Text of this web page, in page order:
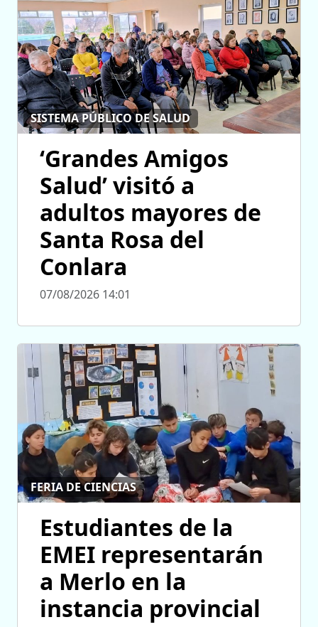
SISTEMA PÚBLICO DE SALUD
‘Grandes Amigos
Salud’ visitó a
adultos mayores de
Santa Rosa del
Conlara
07/08/2026 14:01
FERIA DE CIENCIAS
Estudiantes de la
EMEI representarán
a Merlo en la
instancia provincial